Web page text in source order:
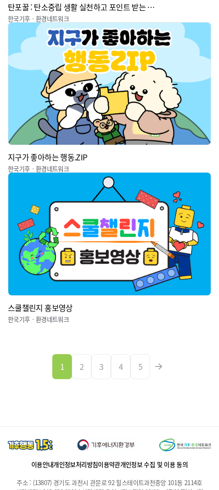
탄포꿀 : 탄소중립 생활 실천하고 포인트 받는 꿀팁
한국기후ㆍ환경네트워크
지구가 좋아하는 행동.ZIP
한국기후ㆍ환경네트워크
스쿨챌린지 홍보영상
한국기후ㆍ환경네트워크
1 2 3 4 5
이용안내개인정보처리방침이용약관개인정보 수집 및 이용 동의
주소 : (13807) 경기도 과천시 관문로 92 힐스테이트과천중앙 101동 2114호